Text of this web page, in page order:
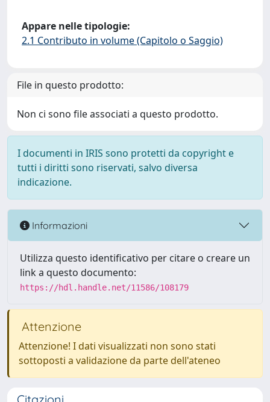
Appare nelle tipologie:
2.1 Contributo in volume (Capitolo o Saggio)
File in questo prodotto:
Non ci sono file associati a questo prodotto.
I documenti in IRIS sono protetti da copyright e
tutti i diritti sono riservati, salvo diversa
indicazione.
Informazioni
Utilizza questo identificativo per citare o creare un
link a questo documento:
https://hdl.handle.net/11586/108179
Attenzione
Attenzione! I dati visualizzati non sono stati
sottoposti a validazione da parte dell'ateneo